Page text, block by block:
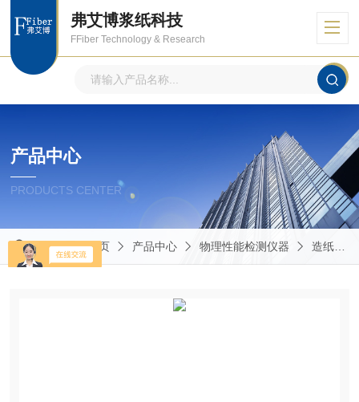
弗艾博浆纸科技
FFiber Technology & Research
产品中心
PRODUCTS CENTER
当前位置：首页 产品中心 物理性能检测仪器 造纸包装物理性能的测定